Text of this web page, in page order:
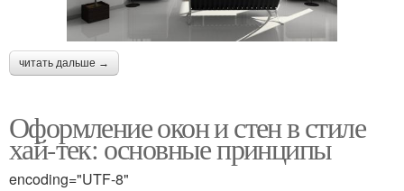
читать дальше →
Оформление окон и стен в стиле
хай-тек: основные принципы
encoding="UTF-8"